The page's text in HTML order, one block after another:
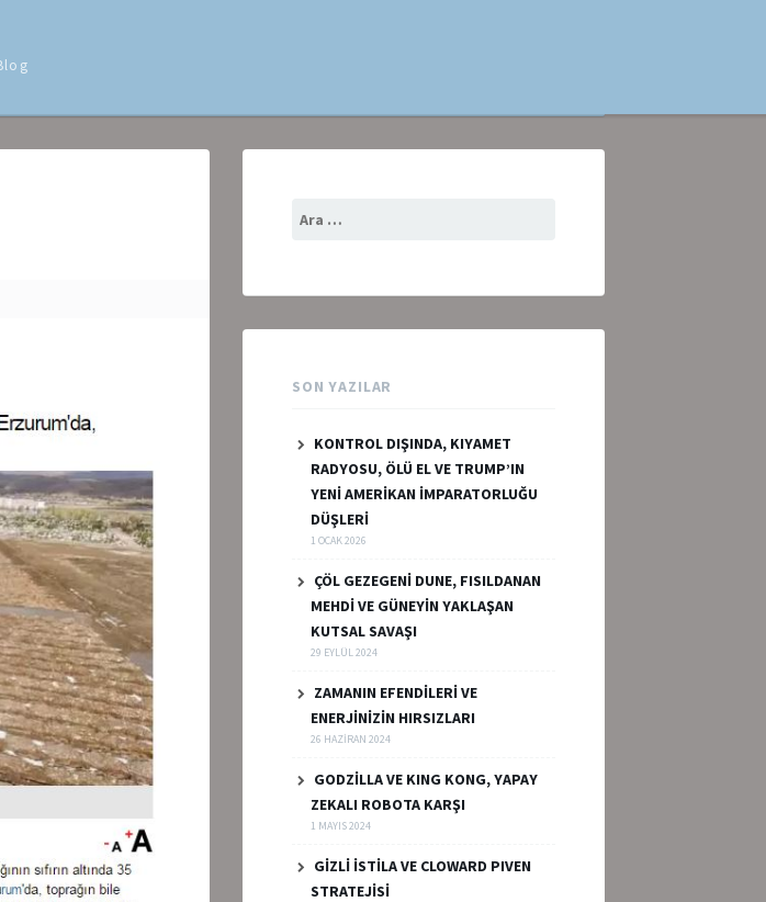
SON YAZILAR
KONTROL DIŞINDA, KIYAMET
RADYOSU, ÖLÜ EL VE TRUMP’IN
YENİ AMERİKAN İMPARATORLUĞU
DÜŞLERİ
1 OCAK 2026
ÇÖL GEZEGENİ DUNE, FISILDANAN
MEHDİ VE GÜNEYİN YAKLAŞAN
KUTSAL SAVAŞI
29 EYLÜL 2024
ZAMANIN EFENDİLERİ VE
ENERJİNİZİN HIRSIZLARI
26 HAZIRAN 2024
GODZİLLA VE KING KONG, YAPAY
ZEKALI ROBOTA KARŞI
1 MAYIS 2024
GİZLİ İSTİLA VE CLOWARD PIVEN
STRATEJİSİ